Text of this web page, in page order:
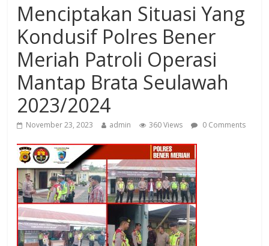
Menciptakan Situasi Yang
Kondusif Polres Bener
Meriah Patroli Operasi
Mantap Brata Seulawah
2023/2024
November 23, 2023 admin 360 Views 0 Comments